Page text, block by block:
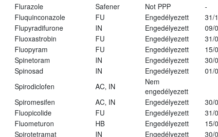
Flurazole
Safener Not PPP
-
Fluquinconazole
FU Engedélyezett
31/
Flupyradifurone
IN Engedélyezett
09/
Fluoxastrobin
FU Engedélyezett
31/
Fluopyram
FU Engedélyezett
15/
Spinetoram
IN Engedélyezett
30/
Spinosad
IN Engedélyezett
01/
Spirodiclofen
AC, IN
Nem
engedélyezett
Spiromesifen
AC, IN Engedélyezett
30/
Fluopicolide
FU Engedélyezett
31/
Fluometuron
HB Engedélyezett
15/
Spirotetramat
IN Engedélyezett
30/